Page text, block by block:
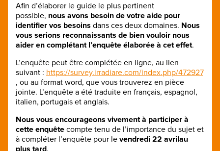
Afin d’élaborer le guide le plus pertinent
possible, nous avons besoin de votre aide pour
identifier vos besoins dans ces deux domaines. Nous
vous serions reconnaissants de bien vouloir nous
aider en complétant l’enquête élaborée à cet effet.
L’enquête peut être complétée en ligne, au lien
suivant : https://survey.irradiare.com/index.php/472927
, ou au format word, que vous trouverez en pièce
jointe. L’enquête a été traduite en français, espagnol,
italien, portugais et anglais.
Nous vous encourageons vivement à participer à
cette enquête compte tenu de l’importance du sujet et
à compléter l’enquête pour le vendredi 22 avrilau
plus tard.